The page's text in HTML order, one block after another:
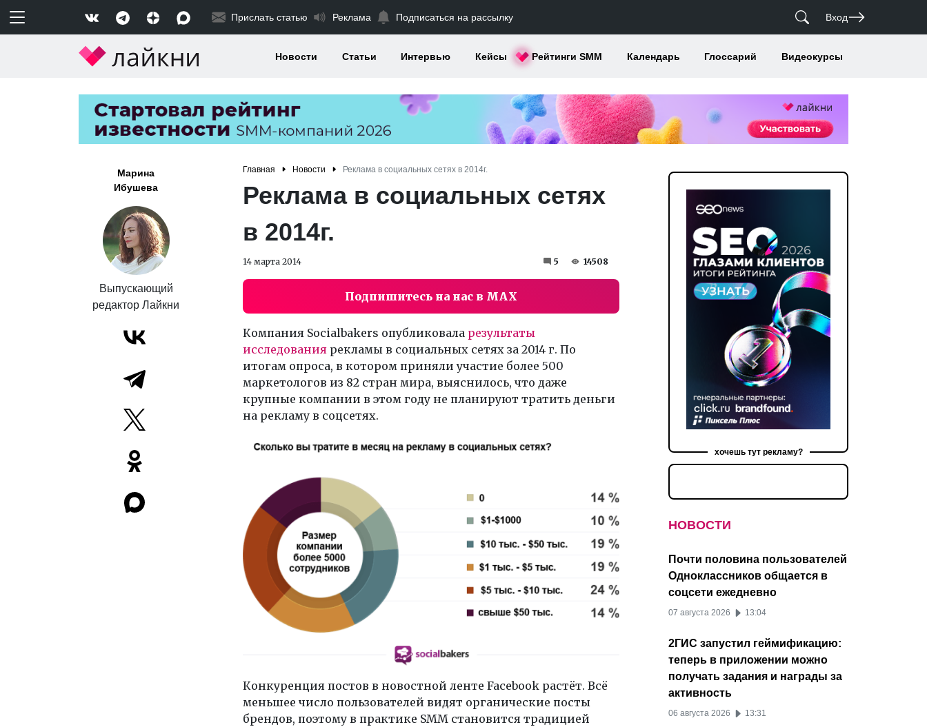
Прислать статью Реклама Подписаться на рассылку Вход
Новости Статьи Интервью Кейсы Рейтинги SMM Календарь Глоссарий Видеокурсы
Марина
Ибушева
Выпускающий
редактор Лайкни
Главная Новости Реклама в социальных сетях в 2014г.
Реклама в социальных сетях
в 2014г.
14 марта 2014 5 14508
Подпишитесь на нас в MAX
Компания Socialbakers опубликовала результаты
исследованиярекламы в социальных сетях за 2014 г. По
итогам опроса, в котором приняли участие более 500
маркетологов из 82 стран мира, выяснилось, что даже
крупные компании в этом году не планируют тратить деньги
на рекламу в соцсетях.
Конкуренция постов в новостной ленте Facebook растёт. Всё
меньшее число пользователей видят органические посты
брендов, поэтому в практике SMM становится традицией
хочешь тут рекламу?
НОВОСТИ
Почти половина пользователей
Одноклассников общается в
соцсети ежедневно
07 августа 2026 13:04
2ГИС запустил геймификацию:
теперь в приложении можно
получать задания и награды за
активность
06 августа 2026 13:31